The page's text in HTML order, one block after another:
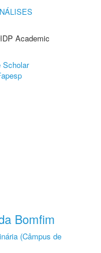
Academic
Scholar
Bomfim
(Câmpus de